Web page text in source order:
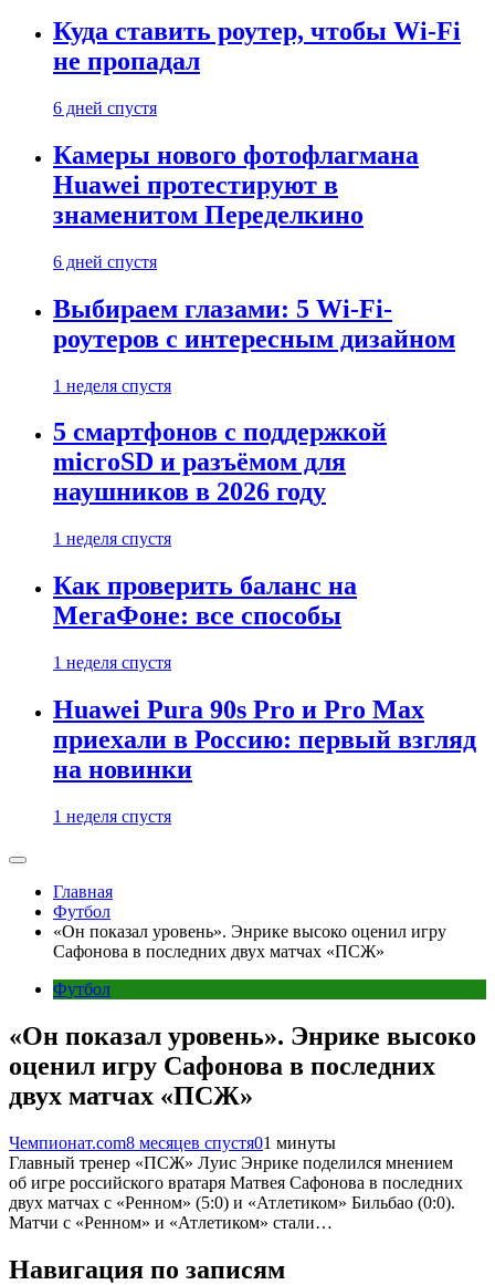
Куда ставить роутер, чтобы Wi-Fi
не пропадал
6 дней спустя
Камеры нового фотофлагмана
Huawei протестируют в
знаменитом Переделкино
6 дней спустя
Выбираем глазами: 5 Wi-Fi-
роутеров с интересным дизайном
1 неделя спустя
5 смартфонов с поддержкой
microSD и разъёмом для
наушников в 2026 году
1 неделя спустя
Как проверить баланс на
МегаФоне: все способы
1 неделя спустя
Huawei Pura 90s Pro и Pro Max
приехали в Россию: первый взгляд
на новинки
1 неделя спустя
Главная
Футбол
«Он показал уровень». Энрике высоко оценил игру
Сафонова в последних двух матчах «ПСЖ»
Футбол
«Он показал уровень». Энрике высоко
оценил игру Сафонова в последних
двух матчах «ПСЖ»
Чемпионат.com8 месяцев спустя01 минуты
Главный тренер «ПСЖ» Луис Энрике поделился мнением
об игре российского вратаря Матвея Сафонова в последних
двух матчах с «Ренном» (5:0) и «Атлетиком» Бильбао (0:0).
Матчи с «Ренном» и «Атлетиком» стали…
Навигация по записям